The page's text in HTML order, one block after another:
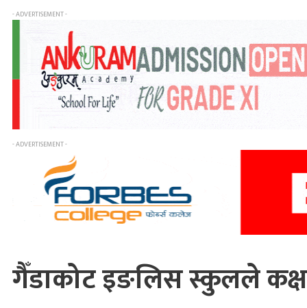
- ADVERTISEMENT -
- ADVERTISEMENT -
गैँडाकोट इङलिस स्कुलले